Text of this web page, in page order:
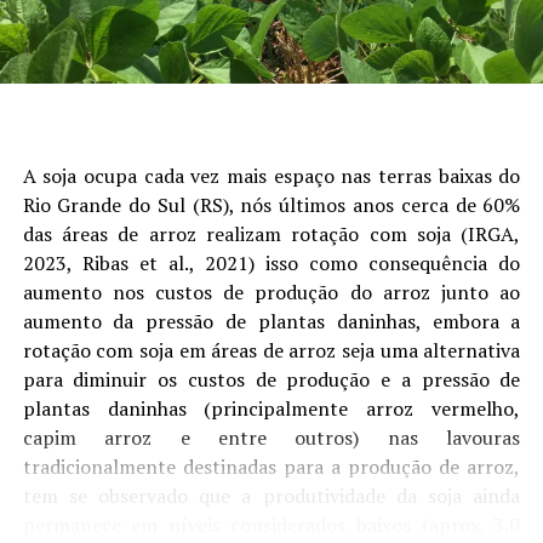
fatores como o câmbio, a demanda física e as condições
logísticas exerceram papel importante na formação das
cotações estaduais, reduzindo o impacto das oscilações
Outro ponto de destaque foi o avanço da
comercialização da safra. Na soja, as vendas atingiram
73% da produção estimada, crescimento de nove pontos
percentuais em julho. Embora o percentual permaneça
ligeiramente abaixo do registrado no ciclo anterior, o
ritmo foi impulsionado pela recuperação dos preços ao
longo do mês.
No milho, a comercialização chegou a 38,5% da
produção estimada, avanço de oito pontos percentuais
em relação ao mês anterior. Apesar da evolução, o índice
A soja ocupa cada vez mais espaço nas terras baixas do
Rio Grande do Sul (RS), nós últimos anos cerca de 60%
das áreas de arroz realizam rotação com soja (IRGA,
2023, Ribas et al., 2021) isso como consequência do
aumento nos custos de produção do arroz junto ao
aumento da pressão de plantas daninhas, embora a
rotação com soja em áreas de arroz seja uma alternativa
para diminuir os custos de produção e a pressão de
plantas daninhas (principalmente arroz vermelho,
capim arroz e entre outros) nas lavouras
tradicionalmente destinadas para a produção de arroz,
tem se observado que a produtividade da soja ainda